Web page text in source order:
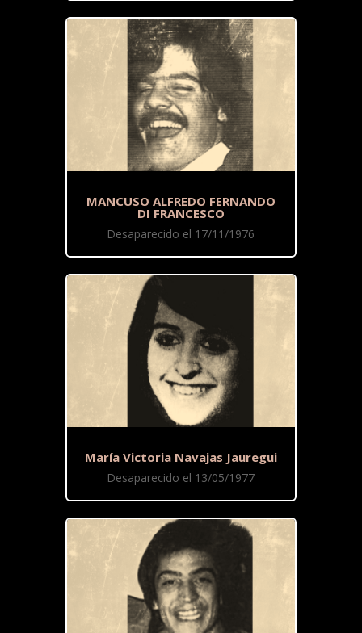
MANCUSO ALFREDO FERNANDO
DI FRANCESCO
Desaparecido el 17/11/1976
María Victoria Navajas Jauregui
Desaparecido el 13/05/1977